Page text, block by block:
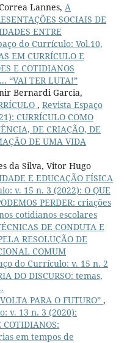
Lannes, A
SOCIAIS DE
ENTRE
do Currículo: Vol.10,
EM CURRÍCULO E
E COTIDIANOS
“VAI TER LUTA!”
Bernardi Garcia,
, Revista Espaço
CURRÍCULO COMO
DE CRIAÇÃO, DE
DE UMA VIDA
da Silva, Vitor Hugo
E EDUCAÇÃO FÍSICA
v. 15 n. 3 (2022): O QUE
PERDER: criações
cotidianos escolares
DE CONDUTA E
RESOLUÇÃO DE
COMUM
do Currículo: v. 15 n. 2
DO DISCURSO: temas,
PARA O FUTURO” ,
v. 13 n. 3 (2020):
COTIDIANOS:
em tempos de